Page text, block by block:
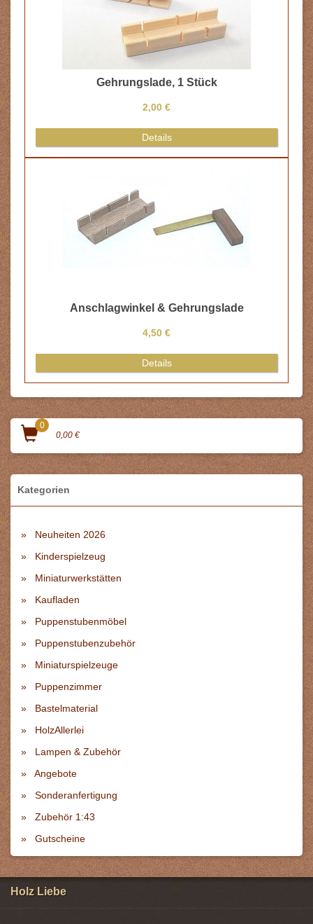
Gehrungslade, 1 Stück
2,00 €
Details
Anschlagwinkel & Gehrungslade
4,50 €
Details
0
0,00 €
Kategorien
Neuheiten 2026
Kinderspielzeug
Miniaturwerkstätten
Kaufladen
Puppenstubenmöbel
Puppenstubenzubehör
Miniaturspielzeuge
Puppenzimmer
Bastelmaterial
HolzAllerlei
Lampen & Zubehör
Angebote
Sonderanfertigung
Zubehör 1:43
Gutscheine
Holz Liebe